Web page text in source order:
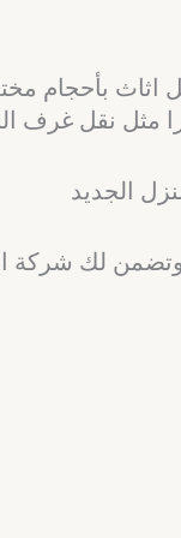
بأحجام
مثل نقل غرف
الجديد
لك شركة